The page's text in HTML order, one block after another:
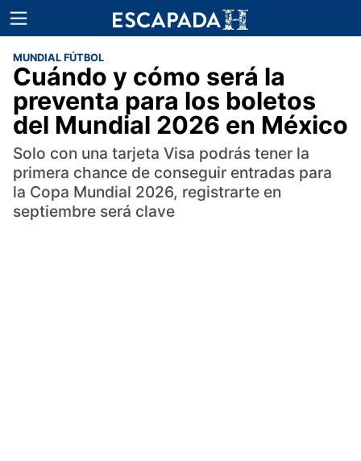
MUNDIAL FÚTBOL
Cuándo y cómo será la
preventa para los boletos
del Mundial 2026 en México
Solo con una tarjeta Visa podrás tener la
primera chance de conseguir entradas para
la Copa Mundial 2026, registrarte en
septiembre será clave